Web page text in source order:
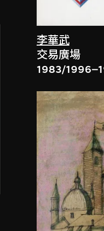
李華武
交易廣場
1983/